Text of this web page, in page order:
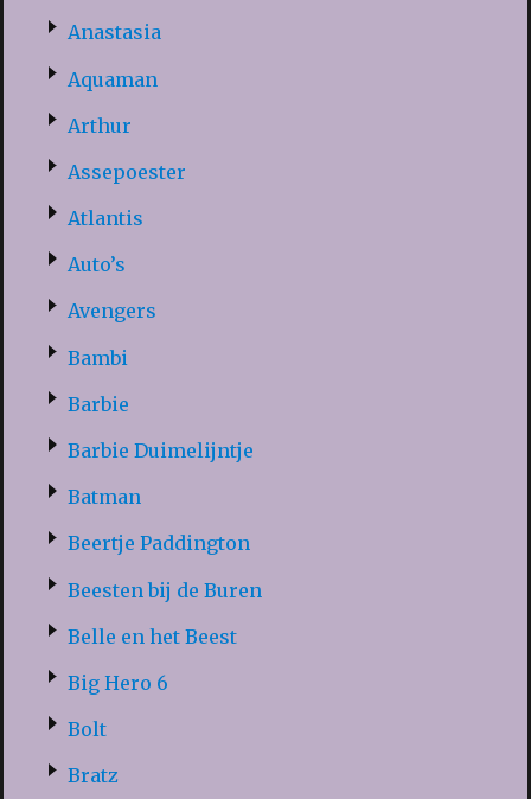
Anastasia
Aquaman
Arthur
Assepoester
Atlantis
Auto’s
Avengers
Bambi
Barbie
Barbie Duimelijntje
Batman
Beertje Paddington
Beesten bij de Buren
Belle en het Beest
Big Hero 6
Bolt
Bratz